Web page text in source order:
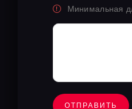
Минимальная
ОТПРАВИТЬ